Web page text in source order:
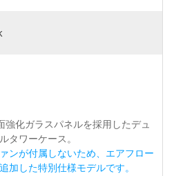
化ガラスパネルを採用したデュ
タワーケース。
ンが付属しないため、エアフロー
加した特別仕様モデルです。